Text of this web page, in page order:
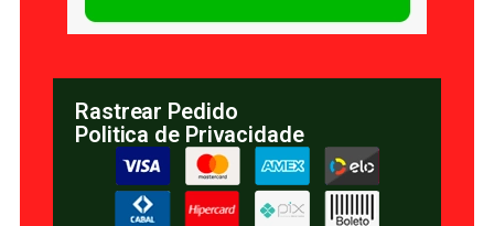
Rastrear Pedido
Politica de Privacidade